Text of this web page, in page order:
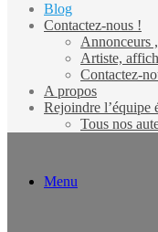
Blog
Contactez-nous !
Annonceurs
Artiste,
Contactez-
A propos
Rejoindre l’équipe
Tous nos
Menu